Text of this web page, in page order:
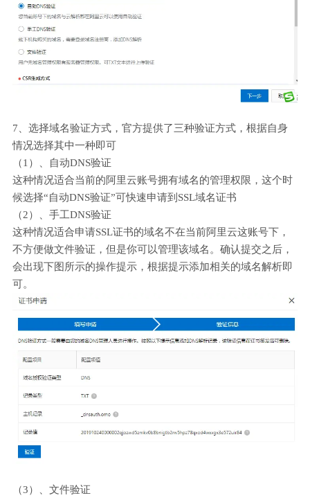
7、选择域名验证方式，官方提供了三种验证方式，根据自身
情况选择其中一种即可
（1）、自动DNS验证
这种情况适合当前的阿里云账号拥有域名的管理权限，这个时
候选择“自动DNS验证”可快速申请到SSL域名证书
（2）、手工DNS验证
这种情况适合申请SSL证书的域名不在当前阿里云这账号下，
不方便做文件验证，但是你可以管理该域名。确认提交之后，
会出现下图所示的操作提示，根据提示添加相关的域名解析即
可。
（3）、文件验证